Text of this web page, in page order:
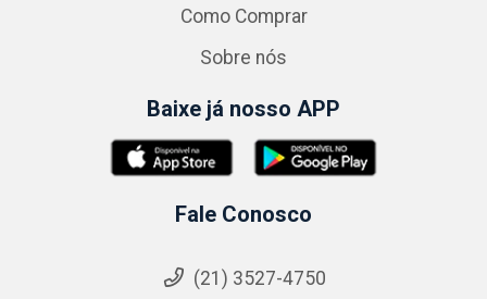
Como Comprar
Sobre nós
Baixe já nosso APP
Fale Conosco
(21) 3527-4750